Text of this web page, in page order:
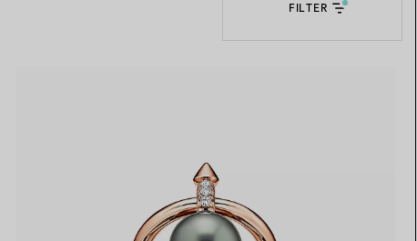
FILTER